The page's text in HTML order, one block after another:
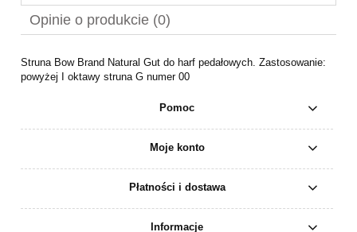
Opinie o produkcie (0)
Struna Bow Brand Natural Gut do harf pedałowych. Zastosowanie:
powyżej I oktawy struna G numer 00
Pomoc
Moje konto
Płatności i dostawa
Informacje